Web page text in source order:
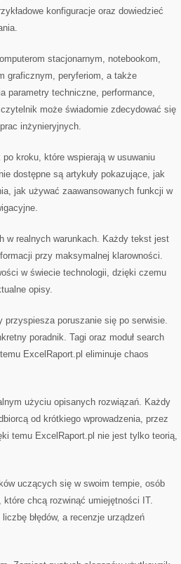
konfiguracje oraz dowiedzieć
stacjonarnym, notebookom,
graficznym, peryferiom, a także
parametry techniczne, performance,
może świadomie zdecydować się
inżynieryjnych.
kroku, które wspierają w usuwaniu
dostępne są artykuły pokazujące, jak
jak używać zaawansowanych funkcji w
w realnych warunkach. Każdy tekst jest
przy maksymalnej klarowności.
w świecie technologii, dzięki czemu
opisy.
poruszanie się po serwisie.
poradnik. Tagi oraz moduł search
ExcelRaport.pl eliminuje chaos
użyciu opisanych rozwiązań. Każdy
od krótkiego wprowadzenia, przez
temu ExcelRaport.pl nie jest tylko teorią,
uczących się w swoim tempie, osób
chcą rozwinąć umiejętności IT.
błędów, a recenzje urządzeń